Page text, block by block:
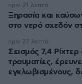
Ξηρασία και
στο νερό σχεδόν
πριν 21 λεπτά
Σεισμός 7,4
τραυματίες,
εγκλωβισμένους,
πριν 27 λεπτά